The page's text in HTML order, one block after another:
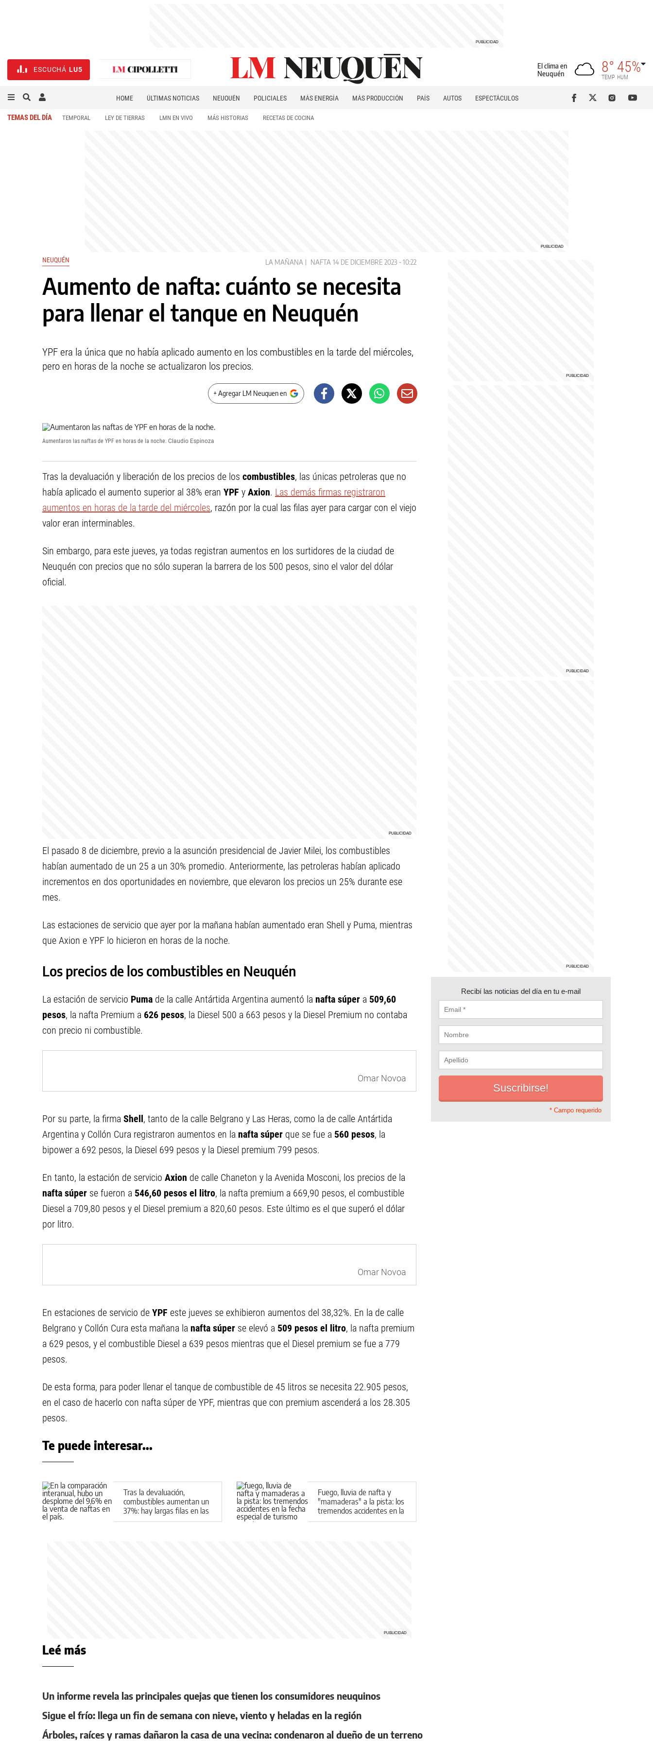
ESCUCHÁ LU5
El clima en
Neuquén
8°
TEMP
45%
HUM
HOME ÚLTIMAS NOTICIAS NEUQUÉN POLICIALES MÁS ENERGÍA MÁS PRODUCCIÓN PAÍS AUTOS
ESPECTÁCULOS
TEMAS DEL DÍA TEMPORAL LEY DE TIERRAS LMN EN VIVO MÁS HISTORIAS RECETAS DE COCINA
NEUQUÉN LA MAÑANA NAFTA 14 DE DICIEMBRE 2023 - 10:22
Aumento de nafta: cuánto se necesita
para llenar el tanque en Neuquén
YPF era la única que no había aplicado aumento en los combustibles en la tarde del miércoles,
pero en horas de la noche se actualizaron los precios.
+ Agregar LM Neuquen en
Aumentaron las naftas de YPF en horas de la noche. Claudio Espinoza
Tras la devaluación y liberación de los precios de los combustibles, las únicas petroleras que no
había aplicado el aumento superior al 38% eran YPF y Axion. Las demás firmas registraron
aumentos en horas de la tarde del miércoles, razón por la cual las filas ayer para cargar con el viejo
valor eran interminables.
Sin embargo, para este jueves, ya todas registran aumentos en los surtidores de la ciudad de
Neuquén con precios que no sólo superan la barrera de los 500 pesos, sino el valor del dólar
oficial.
El pasado 8 de diciembre, previo a la asunción presidencial de Javier Milei, los combustibles
habían aumentado de un 25 a un 30% promedio. Anteriormente, las petroleras habían aplicado
incrementos en dos oportunidades en noviembre, que elevaron los precios un 25% durante ese
mes.
Las estaciones de servicio que ayer por la mañana habían aumentado eran Shell y Puma, mientras
que Axion e YPF lo hicieron en horas de la noche.
Los precios de los combustibles en Neuquén
La estación de servicio Puma de la calle Antártida Argentina aumentó la nafta súper a 509,60
pesos, la nafta Premium a 626 pesos, la Diesel 500 a 663 pesos y la Diesel Premium no contaba
con precio ni combustible.
Omar Novoa
Por su parte, la firma Shell, tanto de la calle Belgrano y Las Heras, como la de calle Antártida
Argentina y Collón Cura registraron aumentos en la nafta súper que se fue a 560 pesos, la
bipower a 692 pesos, la Diesel 699 pesos y la Diesel premium 799 pesos.
En tanto, la estación de servicio Axion de calle Chaneton y la Avenida Mosconi, los precios de la
nafta súper se fueron a 546,60 pesos el litro, la nafta premium a 669,90 pesos, el combustible
Diesel a 709,80 pesos y el Diesel premium a 820,60 pesos. Este último es el que superó el dólar
por litro.
Omar Novoa
En estaciones de servicio de YPF este jueves se exhibieron aumentos del 38,32%. En la de calle
Belgrano y Collón Cura esta mañana la nafta súper se elevó a 509 pesos el litro, la nafta premium
a 629 pesos, y el combustible Diesel a 639 pesos mientras que el Diesel premium se fue a 779
pesos.
De esta forma, para poder llenar el tanque de combustible de 45 litros se necesita 22.905 pesos,
en el caso de hacerlo con nafta súper de YPF, mientras que con premium ascenderá a los 28.305
pesos.
Te puede interesar...
Tras la devaluación,
combustibles aumentan un
37%: hay largas filas en las
estaciones
Fuego, lluvia de nafta y
"mamaderas" a la pista: los
tremendos accidentes en la
fecha especial de Turismo
Recibí las noticias del día en tu e-mail
* Campo requerido
Leé más
Un informe revela las principales quejas que tienen los consumidores neuquinos
Sigue el frío: llega un fin de semana con nieve, viento y heladas en la región
Árboles, raíces y ramas dañaron la casa de una vecina: condenaron al dueño de un terreno